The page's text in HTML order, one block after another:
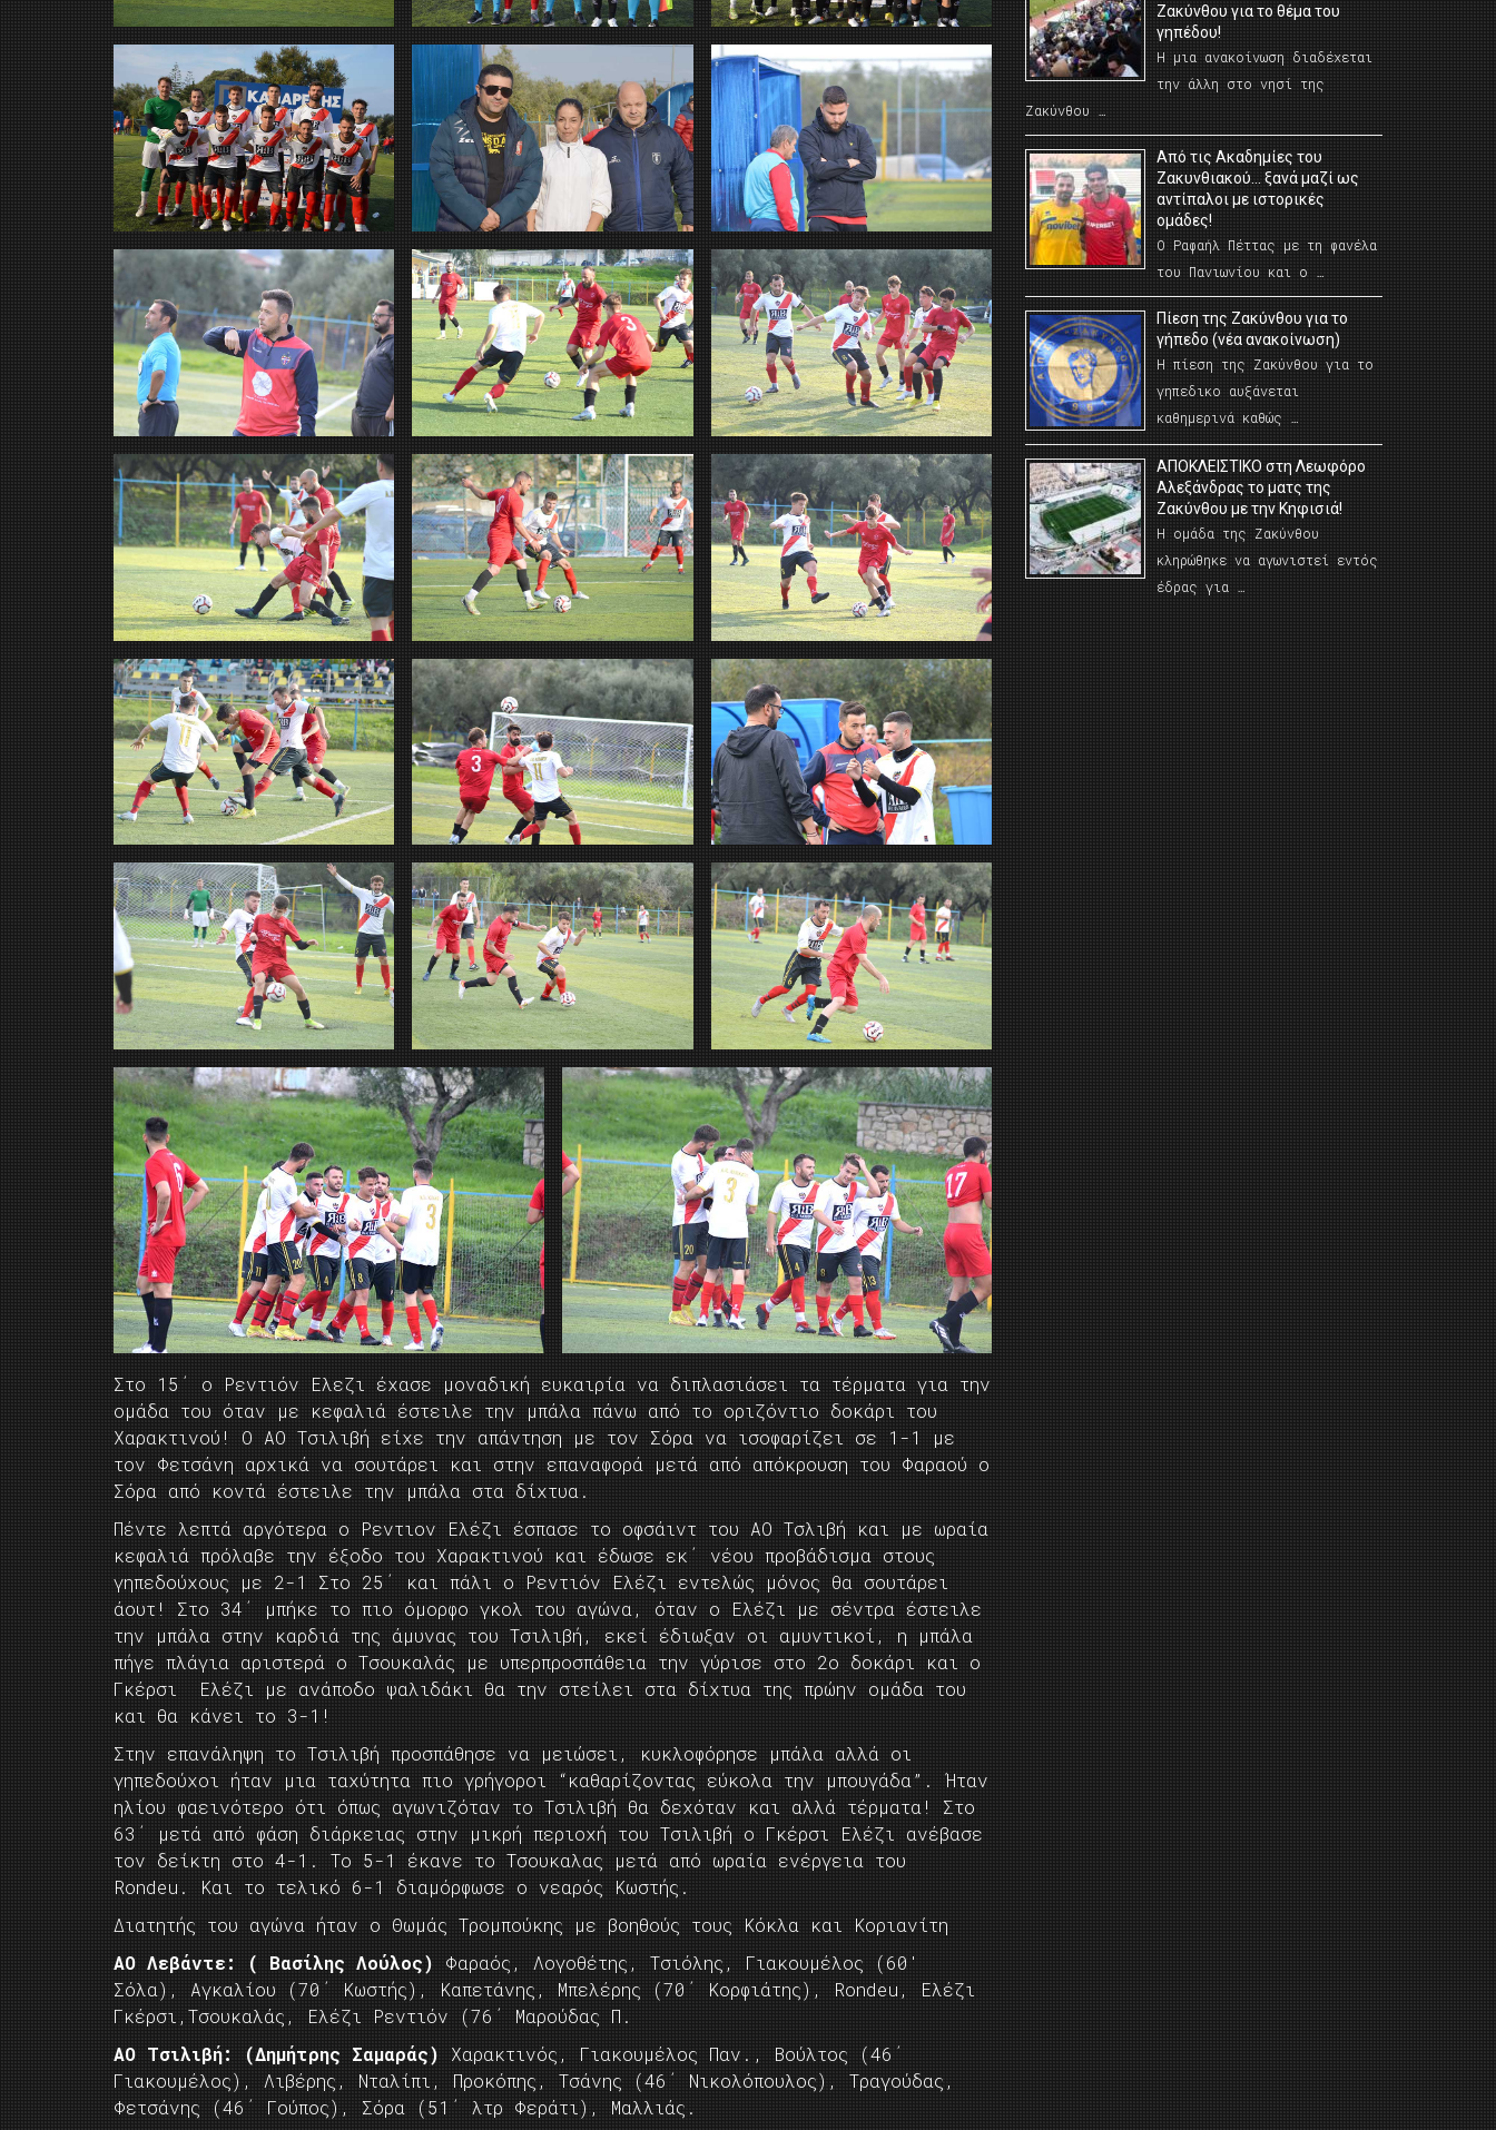
Στο 15΄ ο Ρεντιόν Ελεζι έχασε μοναδική ευκαιρία να διπλασιάσει τα τέρματα για την
ομάδα του όταν με κεφαλιά έστειλε την μπάλα πάνω από το οριζόντιο δοκάρι του
Χαρακτινού! Ο ΑΟ Τσιλιβή είχε την απάντηση με τον Σόρα να ισοφαρίζει σε 1-1 με
τον Φετσάνη αρχικά να σουτάρει και στην επαναφορά μετά από απόκρουση του Φαραού ο
Σόρα από κοντά έστειλε την μπάλα στα δίχτυα.
Πέντε λεπτά αργότερα ο Ρεντιον Ελέζι έσπασε το οφσάιντ του ΑΟ Τσλιβή και με ωραία
κεφαλιά πρόλαβε την έξοδο του Χαρακτινού και έδωσε εκ΄ νέου προβάδισμα στους
γηπεδούχους με 2-1 Στο 25΄ και πάλι ο Ρεντιόν Ελέζι εντελώς μόνος θα σουτάρει
άουτ! Στο 34΄ μπήκε το πιο όμορφο γκολ του αγώνα, όταν ο Ελέζι με σέντρα έστειλε
την μπάλα στην καρδιά της άμυνας του Τσιλιβή, εκεί έδιωξαν οι αμυντικοί, η μπάλα
πήγε πλάγια αριστερά ο Τσουκαλάς με υπερπροσπάθεια την γύρισε στο 2ο δοκάρι και ο
Γκέρσι Ελέζι με ανάποδο ψαλιδάκι θα την στείλει στα δίχτυα της πρώην ομάδα του
και θα κάνει το 3-1!
Στην επανάληψη το Τσιλιβή προσπάθησε να μειώσει, κυκλοφόρησε μπάλα αλλά οι
γηπεδούχοι ήταν μια ταχύτητα πιο γρήγοροι “καθαρίζοντας εύκολα την μπουγάδα”. Ήταν
ηλίου φαεινότερο ότι όπως αγωνιζόταν το Τσιλιβή θα δεχόταν και αλλά τέρματα! Στο
63΄ μετά από φάση διάρκειας στην μικρή περιοχή του Τσιλιβή ο Γκέρσι Ελέζι ανέβασε
τον δείκτη στο 4-1. Το 5-1 έκανε το Τσουκαλας μετά από ωραία ενέργεια του
Rondeu. Και το τελικό 6-1 διαμόρφωσε ο νεαρός Κωστής.
Διατητής του αγώνα ήταν ο Θωμάς Τρομπούκης με βοηθούς τους Κόκλα και Κοριανίτη
ΑΟ Λεβάντε: ( Bασίλης Λούλος) Φαραός, Λογοθέτης, Τσιόλης, Γιακουμέλος (60′
Σόλα), Αγκαλίου (70΄ Κωστής), Καπετάνης, Μπελέρης (70΄ Κορφιάτης), Rondeu, Ελέζι
Γκέρσι,Τσουκαλάς, Ελέζι Ρεντιόν (76΄ Μαρούδας Π.
ΑΟ Τσιλιβή: (Δημήτρης Σαμαράς) Χαρακτινός, Γιακουμέλος Παν., Βούλτος (46΄
Γιακουμέλος), Λιβέρης, Νταλίπι, Προκόπης, Τσάνης (46΄ Νικολόπουλος), Τραγούδας,
Φετσάνης (46΄ Γούπος), Σόρα (51΄ λτρ Φεράτι), Μαλλιάς.
Ζακύνθου για το θέμα του
γηπέδου!
Η μια ανακοίνωση διαδέχεται
την άλλη στο νησί της
Ζακύνθου …
Από τις Ακαδημίες του
Ζακυνθιακού… ξανά μαζί ως
αντίπαλοι με ιστορικές
ομάδες!
Ο Ραφαήλ Πέττας με τη φανέλα
του Πανιωνίου και ο …
Πίεση της Ζακύνθου για το
γήπεδο (νέα ανακοίνωση)
Η πίεση της Ζακύνθου για το
γηπεδικο αυξάνεται
καθημερινά καθώς …
AΠΟΚΛΕΙΣΤΙΚΟ στη Λεωφόρο
Αλεξάνδρας το ματς της
Ζακύνθου με την Κηφισιά!
Η ομάδα της Ζακύνθου
κληρώθηκε να αγωνιστεί εντός
έδρας για …